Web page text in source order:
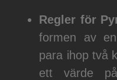
Regler för
formen av
para ihop två
ett värde